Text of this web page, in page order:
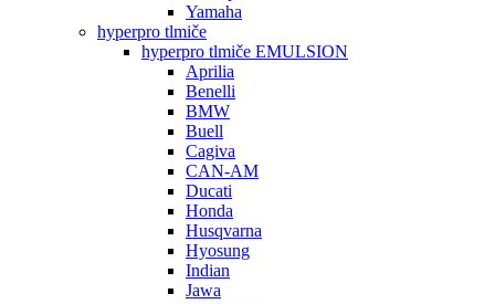
Yamaha
hyperpro tlmiče
hyperpro tlmiče EMULSION
Aprilia
Benelli
BMW
Buell
Cagiva
CAN-AM
Ducati
Honda
Husqvarna
Hyosung
Indian
Jawa